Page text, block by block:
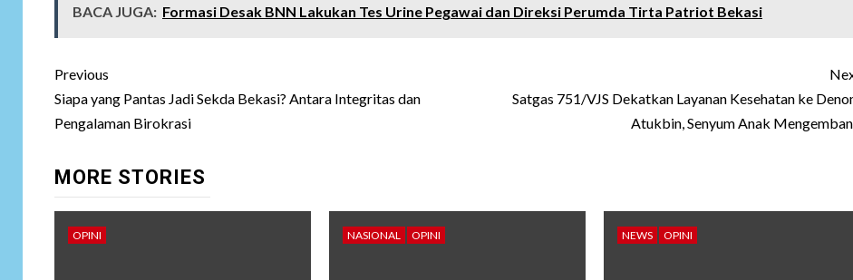
BACA JUGA: Formasi Desak BNN Lakukan Tes Urine Pegawai dan Direksi Perumda Tirta Patriot Bekasi
Post
navigation
Previous
Siapa yang Pantas Jadi Sekda Bekasi? Antara Integritas dan
Pengalaman Birokrasi
Satgas 751/VJS Dekatkan Layanan Kesehatan ke
Atukbin, Senyum Anak
MORE STORIES
OPINI NASIONAL OPINI NEWS OPINI